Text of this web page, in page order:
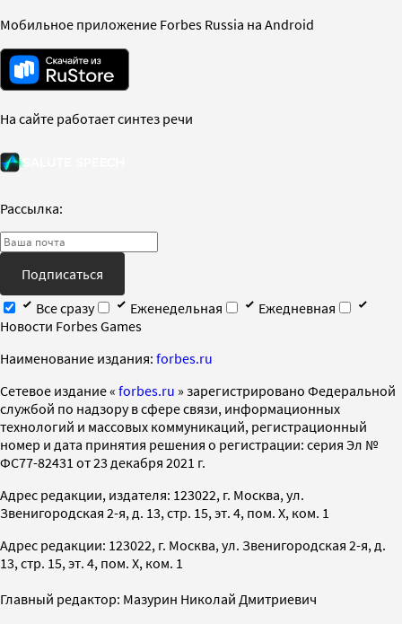
Мобильное приложение Forbes Russia на Android
На сайте работает синтез речи
Рассылка:
Подписаться
Все сразу
Еженедельная
Ежедневная
Новости Forbes Games
Наименование издания: forbes.ru
Cетевое издание « forbes.ru » зарегистрировано Федеральной
службой по надзору в сфере связи, информационных
технологий и массовых коммуникаций, регистрационный
номер и дата принятия решения о регистрации: серия Эл №
ФС77-82431 от 23 декабря 2021 г.
Адрес редакции, издателя: 123022, г. Москва, ул.
Звенигородская 2-я, д. 13, стр. 15, эт. 4, пом. X, ком. 1
Адрес редакции: 123022, г. Москва, ул. Звенигородская 2-я, д.
13, стр. 15, эт. 4, пом. X, ком. 1
Главный редактор: Мазурин Николай Дмитриевич